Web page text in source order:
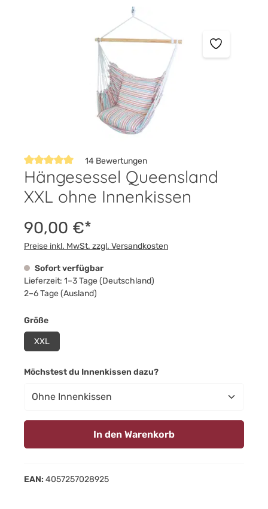
Durchschnittliche Bewertung von 5 von 5 Sternen
14 Bewertungen
Hängesessel Queensland
XXL ohne Innenkissen
90,00 €*
Preise inkl. MwSt. zzgl. Versandkosten
Sofort verfügbar
Lieferzeit: 1–3 Tage (Deutschland)
2–6 Tage (Ausland)
Größeauswählen
XXL
Möchstest du Innenkissen dazu?auswählen
In den Warenkorb
EAN: 4057257028925